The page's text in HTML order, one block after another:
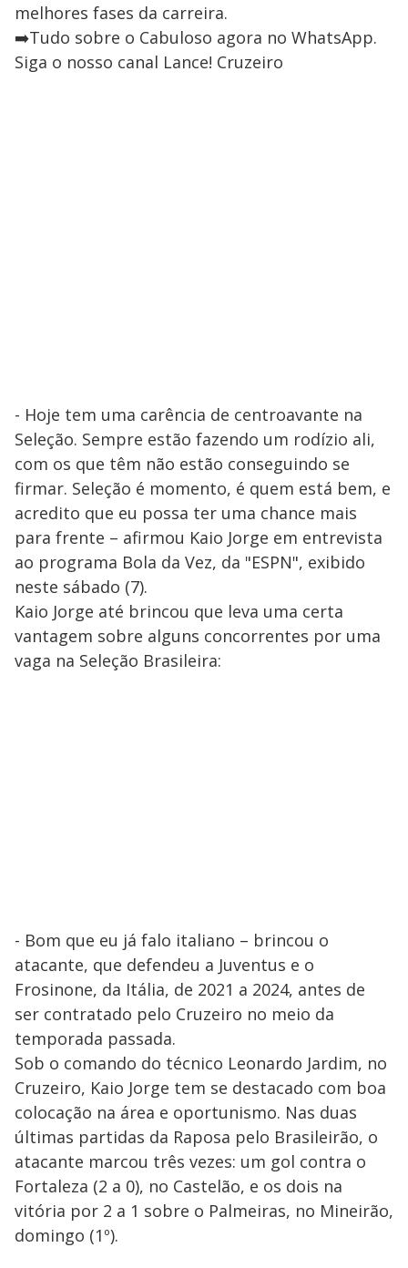
melhores fases da carreira.
➡️Tudo sobre o Cabuloso agora no WhatsApp.
Siga o nosso canal Lance! Cruzeiro
- Hoje tem uma carência de centroavante na
Seleção. Sempre estão fazendo um rodízio ali,
com os que têm não estão conseguindo se
firmar. Seleção é momento, é quem está bem, e
acredito que eu possa ter uma chance mais
para frente – afirmou Kaio Jorge em entrevista
ao programa Bola da Vez, da "ESPN", exibido
neste sábado (7).
Kaio Jorge até brincou que leva uma certa
vantagem sobre alguns concorrentes por uma
vaga na Seleção Brasileira:
- Bom que eu já falo italiano – brincou o
atacante, que defendeu a Juventus e o
Frosinone, da Itália, de 2021 a 2024, antes de
ser contratado pelo Cruzeiro no meio da
temporada passada.
Sob o comando do técnico Leonardo Jardim, no
Cruzeiro, Kaio Jorge tem se destacado com boa
colocação na área e oportunismo. Nas duas
últimas partidas da Raposa pelo Brasileirão, o
atacante marcou três vezes: um gol contra o
Fortaleza (2 a 0), no Castelão, e os dois na
vitória por 2 a 1 sobre o Palmeiras, no Mineirão,
domingo (1º).